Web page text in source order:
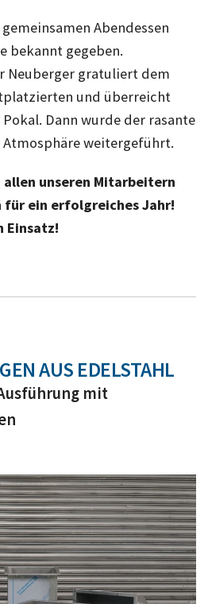
Abendessen
bekannt gegeben.
Neuberger gratuliert dem
und überreicht
Dann wurde der rasante
weitergeführt.
allen unseren Mitarbeitern
ein erfolgreiches Jahr!
Einsatz!
AUS EDELSTAHL
mit